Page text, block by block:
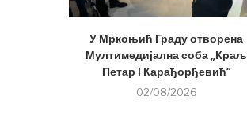
У Мркоњић Граду отворена
Мултимедијална соба „Краљ
Петар I Карађорђевић“
02/08/2026